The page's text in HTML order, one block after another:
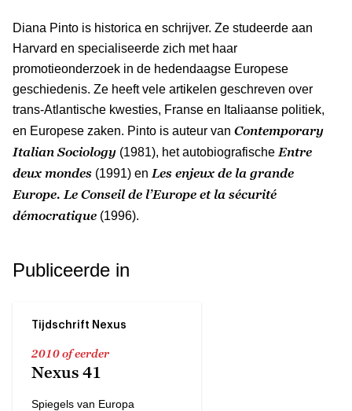
Diana Pinto is historica en schrijver. Ze studeerde aan
Harvard en specialiseerde zich met haar
promotieonderzoek in de hedendaagse Europese
geschiedenis. Ze heeft vele artikelen geschreven over
trans-Atlantische kwesties, Franse en Italiaanse politiek,
en Europese zaken. Pinto is auteur van Contemporary
Italian Sociology (1981), het autobiografische Entre
deux mondes (1991) en Les enjeux de la grande
Europe. Le Conseil de l’Europe et la sécurité
démocratique (1996).
Publiceerde in
Tijdschrift Nexus
2010 of eerder
Nexus 41
Spiegels van Europa